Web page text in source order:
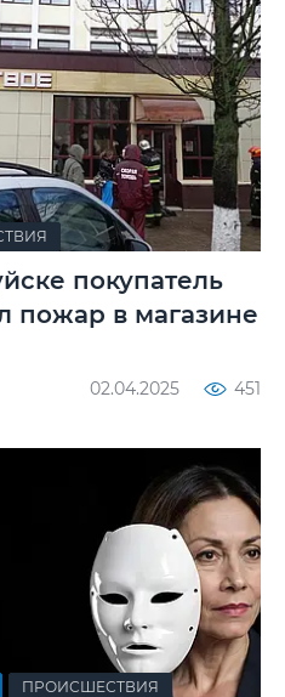
покупатель
пожар в магазине
02.04.2025 451
ПРОИСШЕСТВИЯ